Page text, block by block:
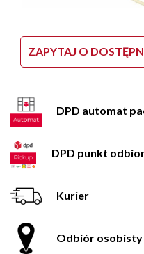
ZAPYTAJ O
DPD automat
DPD punkt
Kurier
Odbiór osobisty